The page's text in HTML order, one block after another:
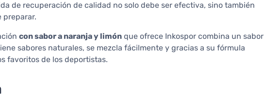
de recuperación de calidad no solo debe ser efectiva, sino también
preparar.
con sabor a naranja y limón que ofrece Inkospor combina un sabor
sabores naturales, se mezcla fácilmente y gracias a su fórmula
favoritos de los deportistas.